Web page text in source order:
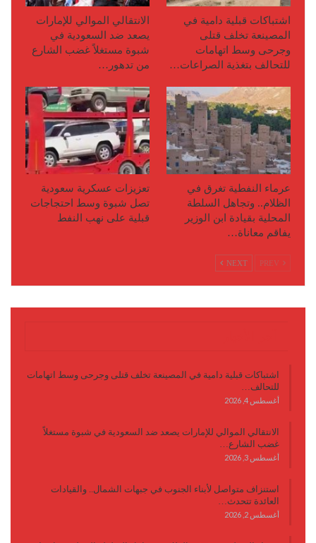
اشتباكات قبلية دامية في
المصينعة تخلف قتلى
وجرحى وسط اتهامات
للتحالف بتغذية الصراعات…
الانتقالي الموالي للإمارات
يصعد ضد السعودية في
شبوة مستغلاً غضب الشارع
من تدهور…
عرماء النفطية تغرق في
الظلام.. وتجاهل السلطة
المحلية بقيادة ابن الوزير
يفاقم معاناة…
تعزيزات عسكرية سعودية
تصل شبوة وسط احتجاجات
قبلية على نهب النفط
NEXT
اشتباكات قبلية دامية في المصينعة تخلف قتلى وجرحى وسط اتهامات
للتحالف…
أغسطس 4, 2026
الانتقالي الموالي للإمارات يصعد ضد السعودية في شبوة مستغلاً
غضب الشارع…
أغسطس 3, 2026
استنزاف متواصل لأبناء الجنوب في جبهات الشمال.. والقيادات
العائدة تتحدث…
أغسطس 2, 2026